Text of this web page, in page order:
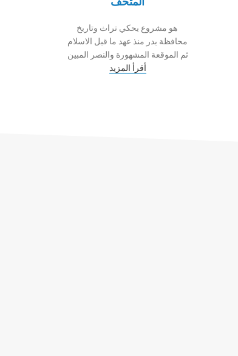
هو مشروع يحكي تراث وتاريخ
محافظة بدر منذ عهد ما قبل الاسلام
ثم الموقعة المشهورة والنصر المبين
أقرأ المزيد